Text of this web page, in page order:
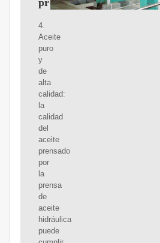
prensas
4.
Aceite
puro
y
de
alta
calidad:
la
calidad
del
aceite
prensado
por
la
prensa
de
aceite
hidráulica
puede